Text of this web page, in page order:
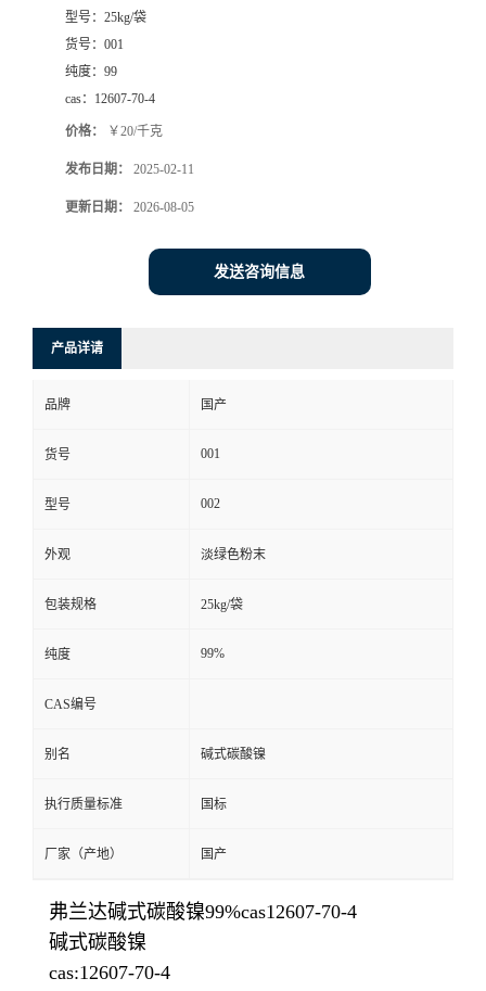
型号： 25kg/袋
货号： 001
纯度： 99
cas： 12607-70-4
价格： ￥20/千克
发布日期： 2025-02-11
更新日期： 2026-08-05
发送咨询信息
产品详请
品牌 国产
货号 001
型号 002
外观 淡绿色粉末
包装规格 25kg/袋
纯度 99%
CAS编号
别名 碱式碳酸镍
执行质量标准 国标
厂家（产地） 国产
弗兰达碱式碳酸镍99%cas12607-70-4
碱式碳酸镍
cas:12607-70-4